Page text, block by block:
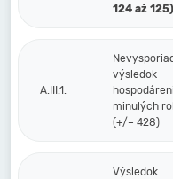
124 až 125)
A.III.1.
výsledok
minulých
(+/– 428)
Výsledok